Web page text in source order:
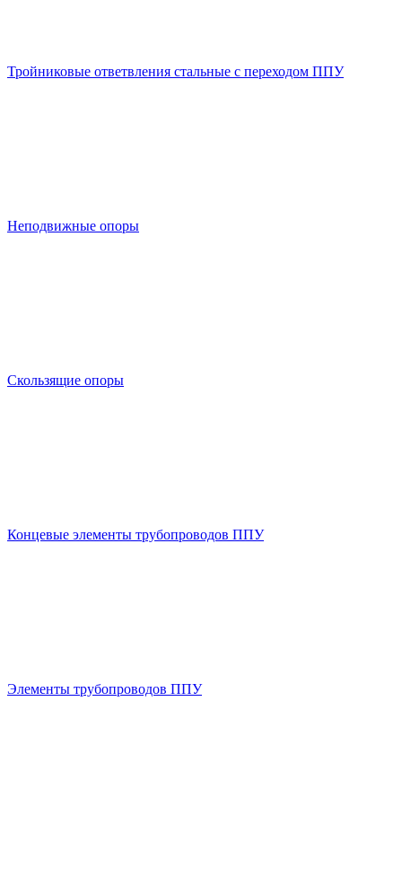
Тройниковые ответвления стальные с переходом ППУ
Неподвижные опоры
Скользящие опоры
Концевые элементы трубопроводов ППУ
Элементы трубопроводов ППУ